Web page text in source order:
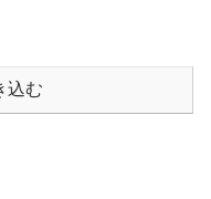
込む